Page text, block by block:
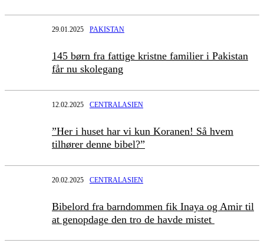
29.01.2025 PAKISTAN
145 børn fra fattige kristne familier i Pakistan
får nu skolegang
12.02.2025 CENTRALASIEN
”Her i huset har vi kun Koranen! Så hvem
tilhører denne bibel?”
20.02.2025 CENTRALASIEN
Bibelord fra barndommen fik Inaya og Amir til
at genopdage den tro de havde mistet